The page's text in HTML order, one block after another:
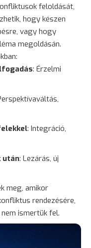
feloldását,
hogy készen
vagy hogy
megoldásán.
: Érzelmi
: Integráció,
után: Lezárás, új
meg, amikor
rendezésére,
ismertük fel.